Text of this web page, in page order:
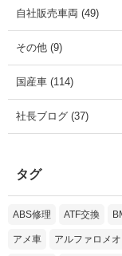
自社販売車両 (49)
その他 (9)
国産車 (114)
社長ブログ (37)
タグ
ABS修理 ATF交換
アメ車 アルファロメオ